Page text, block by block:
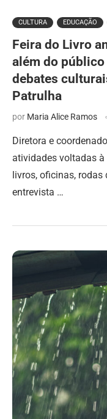
CULTURA EDUCAÇÃO
Feira do Livro
além do
debates
Patrulha
por Maria Alice Ramos
Diretora e
atividades voltadas
livros, oficinas, rodas
entrevista …